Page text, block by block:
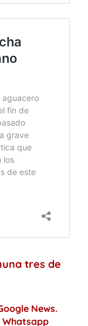
tres de
News.
Whatsapp